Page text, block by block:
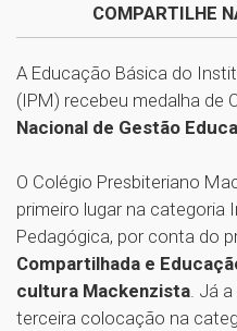
COMPARTILHE
A Educação Básica do
(IPM) recebeu medalha de
Nacional de Gestão
O Colégio Presbiteriano
primeiro lugar na categoria
Pedagógica, por conta do
Compartilhada e
cultura Mackenzista . Já
terceira colocação na